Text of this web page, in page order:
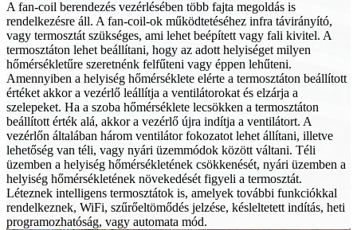
A fan-coil berendezés vezérlésében több fajta megoldás is
rendelkezésre áll. A fan-coil-ok működtetéséhez infra távirányító,
vagy termosztát szükséges, ami lehet beépített vagy fali kivitel. A
termosztáton lehet beállítani, hogy az adott helyiséget milyen
hőmérsékletűre szeretnénk felfűteni vagy éppen lehűteni.
Amennyiben a helyiség hőmérséklete elérte a termosztáton beállított
értéket akkor a vezérlő leállítja a ventilátorokat és elzárja a
szelepeket. Ha a szoba hőmérséklete lecsökken a termosztáton
beállított érték alá, akkor a vezérlő újra indítja a ventilátort. A
vezérlőn általában három ventilátor fokozatot lehet állítani, illetve
lehetőség van téli, vagy nyári üzemmódok között váltani. Téli
üzemben a helyiség hőmérsékletének csökkenését, nyári üzemben a
helyiség hőmérsékletének növekedését figyeli a termosztát.
Léteznek intelligens termosztátok is, amelyek további funkciókkal
rendelkeznek, WiFi, szűrőeltömődés jelzése, késleltetett indítás, heti
programozhatóság, vagy automata mód.